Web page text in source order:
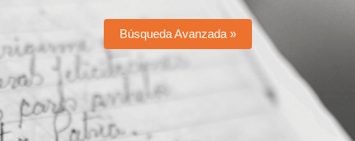
Búsqueda Avanzada »